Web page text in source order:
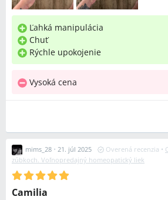
Ľahká manipulácia
Chuť
Rýchle upokojenie
Vysoká cena
mims_28 • 21. júl 2025 Overená recenzia •
zúbkoch. Voľnopredajný homeopatický liek
Camilia